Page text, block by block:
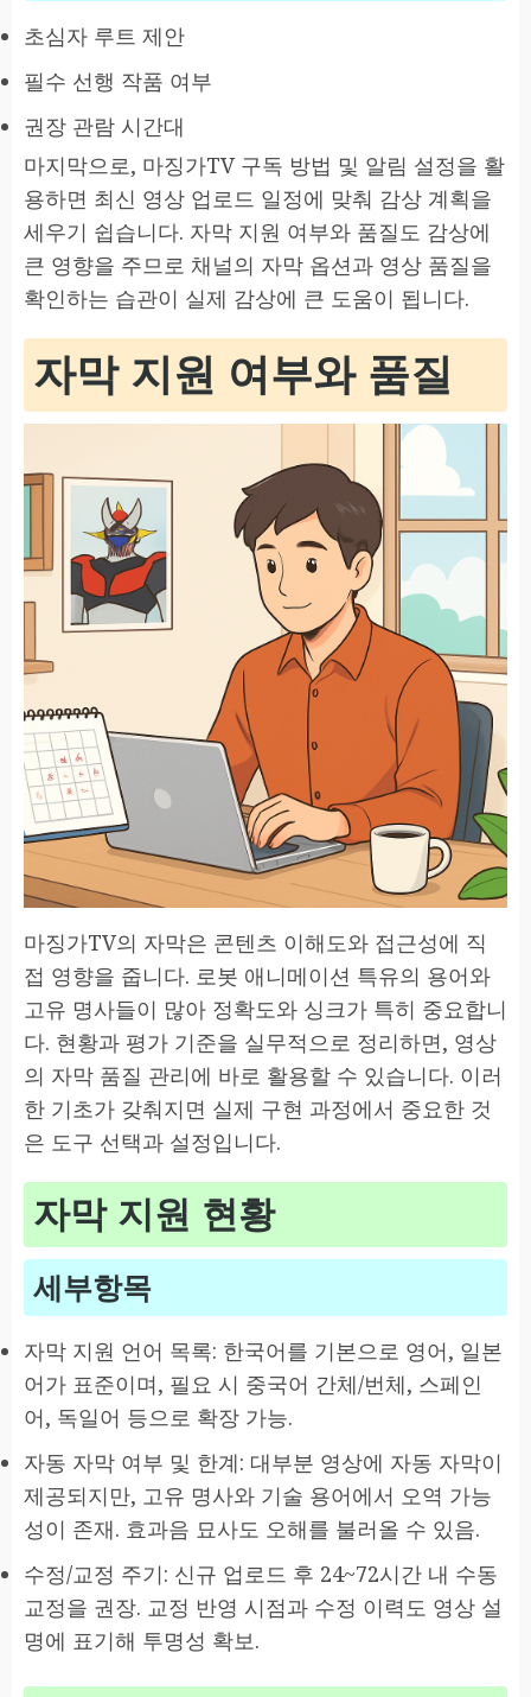
초심자 루트 제안
필수 선행 작품 여부
권장 관람 시간대
마지막으로, 마징가TV 구독 방법 및 알림 설정을 활
용하면 최신 영상 업로드 일정에 맞춰 감상 계획을
세우기 쉽습니다. 자막 지원 여부와 품질도 감상에
큰 영향을 주므로 채널의 자막 옵션과 영상 품질을
확인하는 습관이 실제 감상에 큰 도움이 됩니다.
자막 지원 여부와 품질
마징가TV의 자막은 콘텐츠 이해도와 접근성에 직
접 영향을 줍니다. 로봇 애니메이션 특유의 용어와
고유 명사들이 많아 정확도와 싱크가 특히 중요합니
다. 현황과 평가 기준을 실무적으로 정리하면, 영상
의 자막 품질 관리에 바로 활용할 수 있습니다. 이러
한 기초가 갖춰지면 실제 구현 과정에서 중요한 것
은 도구 선택과 설정입니다.
자막 지원 현황
세부항목
자막 지원 언어 목록: 한국어를 기본으로 영어, 일본
어가 표준이며, 필요 시 중국어 간체/번체, 스페인
어, 독일어 등으로 확장 가능.
자동 자막 여부 및 한계: 대부분 영상에 자동 자막이
제공되지만, 고유 명사와 기술 용어에서 오역 가능
성이 존재. 효과음 묘사도 오해를 불러올 수 있음.
수정/교정 주기: 신규 업로드 후 24~72시간 내 수동
교정을 권장. 교정 반영 시점과 수정 이력도 영상 설
명에 표기해 투명성 확보.